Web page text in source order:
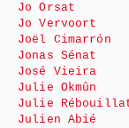
Jo Orsat
Jo Vervoort
Joël Cimarrón
Jonas Sénat
José Vieira
Julie Okmûn
Julie
Julien Abié